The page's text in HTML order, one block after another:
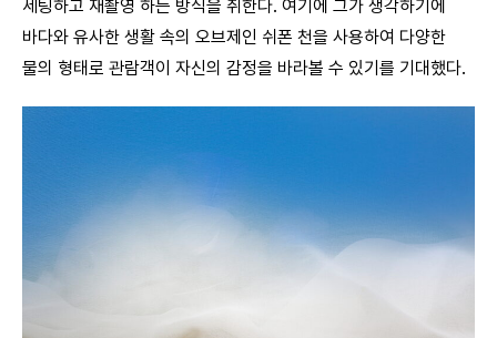
세팅하고 재촬영 하는 방식을 취한다. 여기에 그가 생각하기에
바다와 유사한 생활 속의 오브제인 쉬폰 천을 사용하여 다양한
물의 형태로 관람객이 자신의 감정을 바라볼 수 있기를 기대했다.